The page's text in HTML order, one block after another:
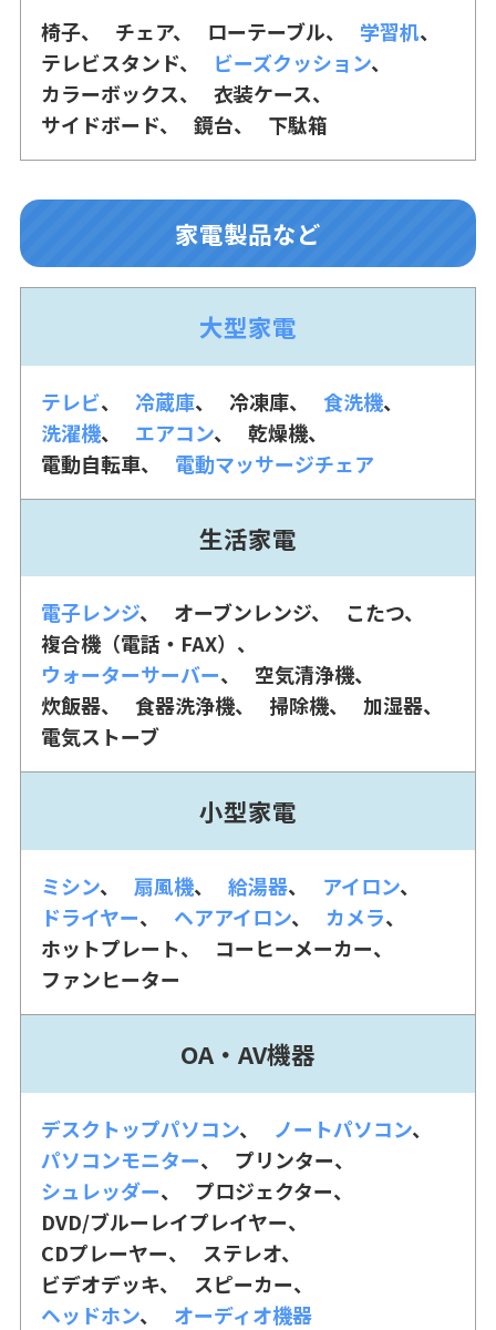
椅子 チェア ローテーブル
学習机
テレビスタンド
ビーズクッション
カラーボックス
衣装ケース
サイドボード
鏡台 下駄箱
家電製品など
大型家電
テレビ 冷蔵庫 冷凍庫
食洗機
洗濯機
エアコン
乾燥機
電動自転車
電動マッサージチェア
生活家電
電子レンジ オーブンレンジ
こたつ
複合機（電話・FAX）
ウォーターサーバー
空気清浄機
炊飯器
食器洗浄機 掃除機
加湿器
電気ストーブ
小型家電
ミシン 扇風機 給湯器
アイロン
ドライヤー
ヘアアイロン
カメラ
ホットプレート
コーヒーメーカー
ファンヒーター
OA・AV機器
デスクトップパソコン
ノートパソコン
パソコンモニター
プリンター
シュレッダー
プロジェクター
DVD/ブルーレイプレイヤー
CDプレーヤー
ステレオ
ビデオデッキ
スピーカー
ヘッドホン
オーディオ機器